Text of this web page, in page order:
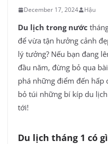
December 17, 2024 Hậu
Du lịch trong nước
để vừa tận hưởng cảnh
lý tưởng? Nếu bạn đang
đầu năm, đừng bỏ qua
phá những điểm đến hấp
bỏ túi những bí kíp du
tới!
Du lịch tháng 1 có